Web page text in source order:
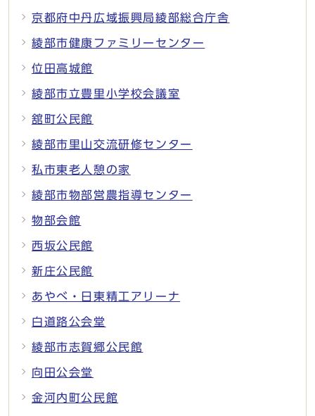
京都府中丹広域振興局綾部総合庁舎
綾部市健康ファミリーセンター
位田高城館
綾部市立豊里小学校会議室
舘町公民館
綾部市里山交流研修センター
私市東老人憩の家
綾部市物部営農指導センター
物部会館
西坂公民館
新庄公民館
あやべ・日東精工アリーナ
白道路公会堂
綾部市志賀郷公民館
向田公会堂
金河内町公民館